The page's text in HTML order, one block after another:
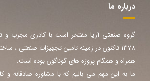
درباره ما
گروه صنعتی آریا مفتخر است با کادری مجرب و
1378 تاکنون در زمینه تامین تجهیزات صنعتی ،
همراه و همگام پروژه های گوناگون بوده است.
ما به این مهم می بالیم که با مشاوره صادقانه و